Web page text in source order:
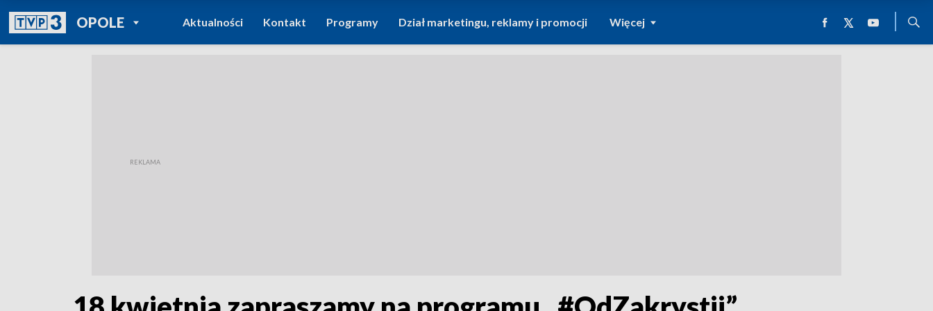
OPOLEPOWRÓT DO
TVP REGIONY
Aktualności Kontakt Programy Dział marketingu, reklamy i promocji Więcej